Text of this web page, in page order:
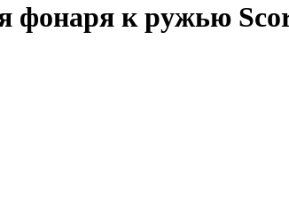
фонаря к ружью